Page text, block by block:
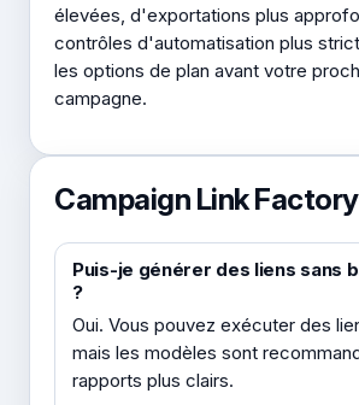
élevées, d'exportations plus
contrôles d'automatisation plus
les options de plan avant votre
campagne.
Campaign Link Factory
Puis-je générer des liens sans
?
Oui. Vous pouvez exécuter des
mais les modèles sont
rapports plus clairs.